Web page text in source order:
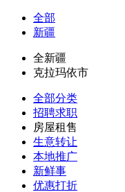
全部
新疆
全新疆
克拉玛依市
全部分类
招聘求职
房屋租售
生意转让
本地推广
新鲜事
优惠打折